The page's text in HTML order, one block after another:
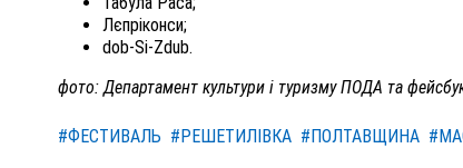
Лєпріконси;
dob-Si-Zdub.
фото: Департамент культури і туризму ПОДА та
#ФЕСТИВАЛЬ #РЕШЕТИЛІВКА #ПОЛТАВЩИНА